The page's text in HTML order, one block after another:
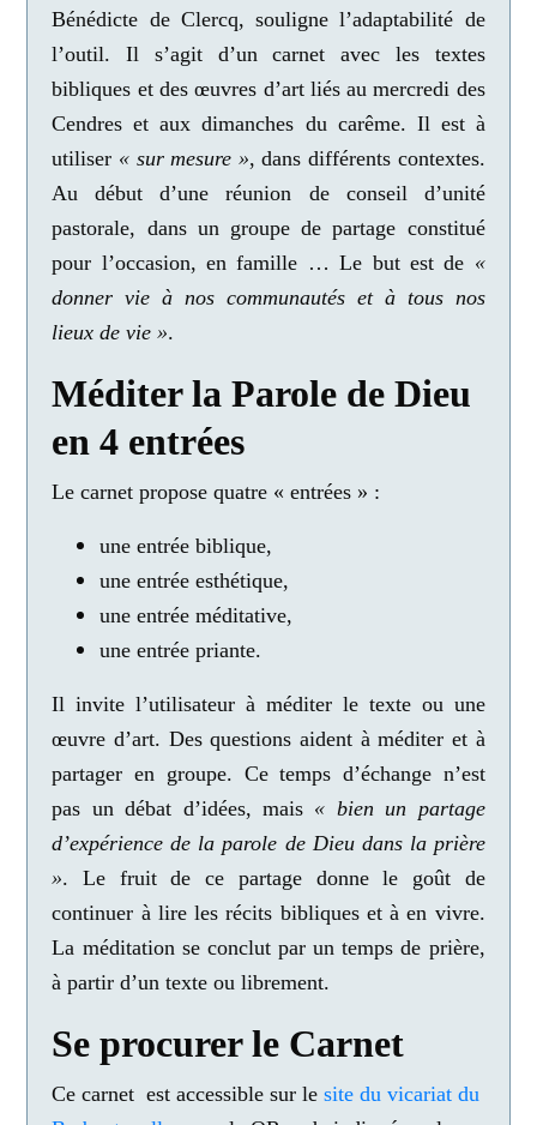
Bénédicte de Clercq, souligne l’adaptabilité de
l’outil. Il s’agit d’un carnet avec les textes
bibliques et des œuvres d’art liés au mercredi des
Cendres et aux dimanches du carême. Il est à
utiliser « sur mesure », dans différents contextes.
Au début d’une réunion de conseil d’unité
pastorale, dans un groupe de partage constitué
pour l’occasion, en famille … Le but est de «
donner vie à nos communautés et à tous nos
lieux de vie ».
Méditer la Parole de Dieu
en 4 entrées
Le carnet propose quatre « entrées » :
une entrée biblique,
une entrée esthétique,
une entrée méditative,
une entrée priante.
Il invite l’utilisateur à méditer le texte ou une
œuvre d’art. Des questions aident à méditer et à
partager en groupe. Ce temps d’échange n’est
pas un débat d’idées, mais « bien un partage
d’expérience de la parole de Dieu dans la prière
». Le fruit de ce partage donne le goût de
continuer à lire les récits bibliques et à en vivre.
La méditation se conclut par un temps de prière,
à partir d’un texte ou librement.
Se procurer le Carnet
Ce carnet est accessible sur lesite du vicariat du